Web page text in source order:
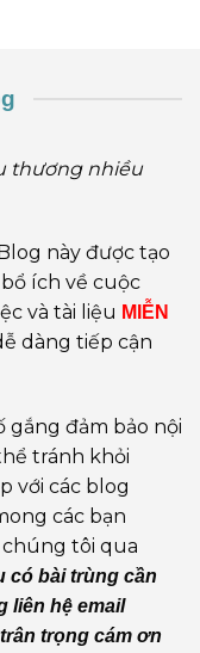
thương nhiều
Blog này được tạo
ích về cuộc
và tài liệu MIỄN
dàng tiếp cận
gắng đảm bảo nội
tránh khỏi
với các blog
các bạn
tôi qua
có bài trùng cần
liên hệ email
trọng cám ơn